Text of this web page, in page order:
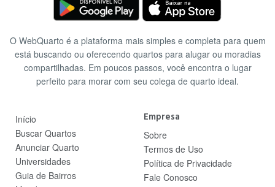
O WebQuarto é a plataforma mais simples e completa para quem
está buscando ou oferecendo quartos para alugar ou moradias
compartilhadas. Em poucos passos, você encontra o lugar
perfeito para morar com seu colega de quarto ideal.
Início
Buscar Quartos
Anunciar Quarto
Universidades
Guia de Bairros
Empresa
Sobre
Termos de Uso
Política de Privacidade
Fale Conosco